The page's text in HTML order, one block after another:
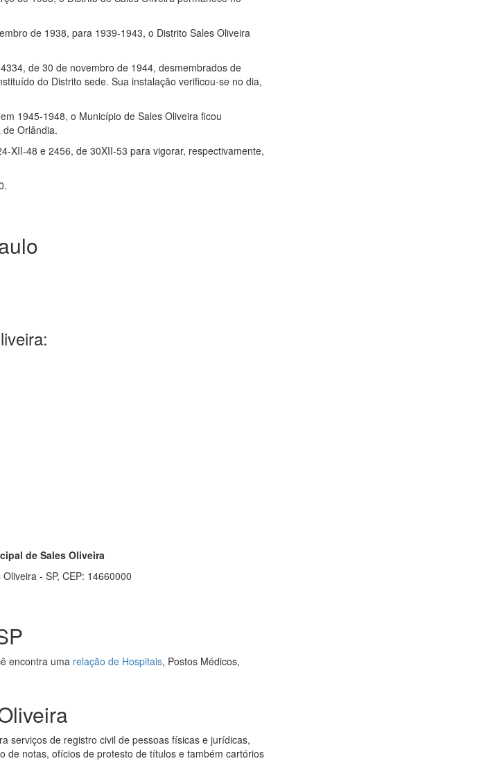
de 1938, para 1939-1943, o Distrito Sales Oliveira
de 30 de novembro de 1944, desmembrados de
do Distrito sede. Sua instalação verificou-se no dia,
1945-1948, o Município de Sales Oliveira ficou
Orlândia.
XII-48 e 2456, de 30XII-53 para vigorar, respectivamente,
de Sales Oliveira
- SP, CEP: 14660000
encontra uma relação de Hospitais, Postos Médicos,
serviços de registro civil de pessoas físicas e jurídicas,
de notas, ofícios de protesto de títulos e também cartórios